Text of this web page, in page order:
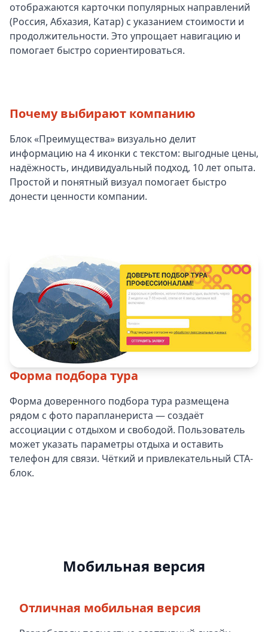
отображаются карточки популярных направлений
(Россия, Абхазия, Катар) с указанием стоимости и
продолжительности. Это упрощает навигацию и
помогает быстро сориентироваться.
Почему выбирают компанию
Блок «Преимущества» визуально делит
информацию на 4 иконки с текстом: выгодные цены,
надёжность, индивидуальный подход, 10 лет опыта.
Простой и понятный визуал помогает быстро
донести ценности компании.
Форма подбора тура
Форма доверенного подбора тура размещена
рядом с фото парапланериста — создаёт
ассоциации с отдыхом и свободой. Пользователь
может указать параметры отдыха и оставить
телефон для связи. Чёткий и привлекательный CTA-
блок.
Мобильная версия
Отличная мобильная версия